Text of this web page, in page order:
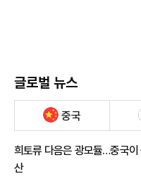
글로벌 뉴스
중국
희토류 다음은 광모듈…중국이
산